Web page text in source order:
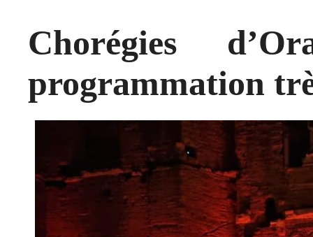
Chorégies
programmation